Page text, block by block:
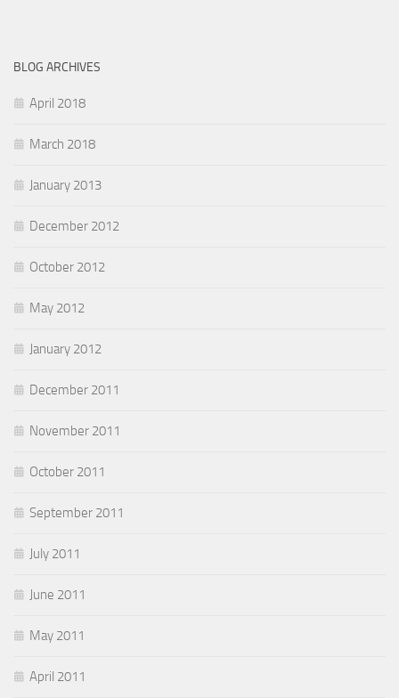
BLOG ARCHIVES
April 2018
March 2018
January 2013
December 2012
October 2012
May 2012
January 2012
December 2011
November 2011
October 2011
September 2011
July 2011
June 2011
May 2011
April 2011